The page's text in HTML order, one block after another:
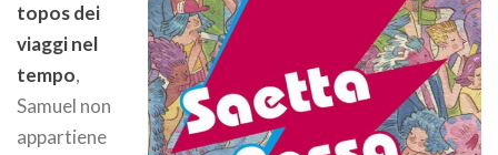
topos dei
viaggi nel
tempo,
Samuel non
appartiene